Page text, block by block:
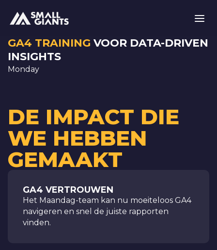
GA4 TRAINING VOOR DATA-DRIVEN
INSIGHTS
Monday
DE IMPACT DIE
WE HEBBEN
GEMAAKT
GA4 VERTROUWEN
Het Maandag-team kan nu moeiteloos GA4
navigeren en snel de juiste rapporten
vinden.